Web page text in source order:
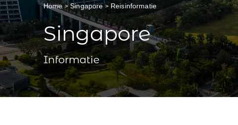
Home Singapore Reisinformatie
Singapore
Informatie